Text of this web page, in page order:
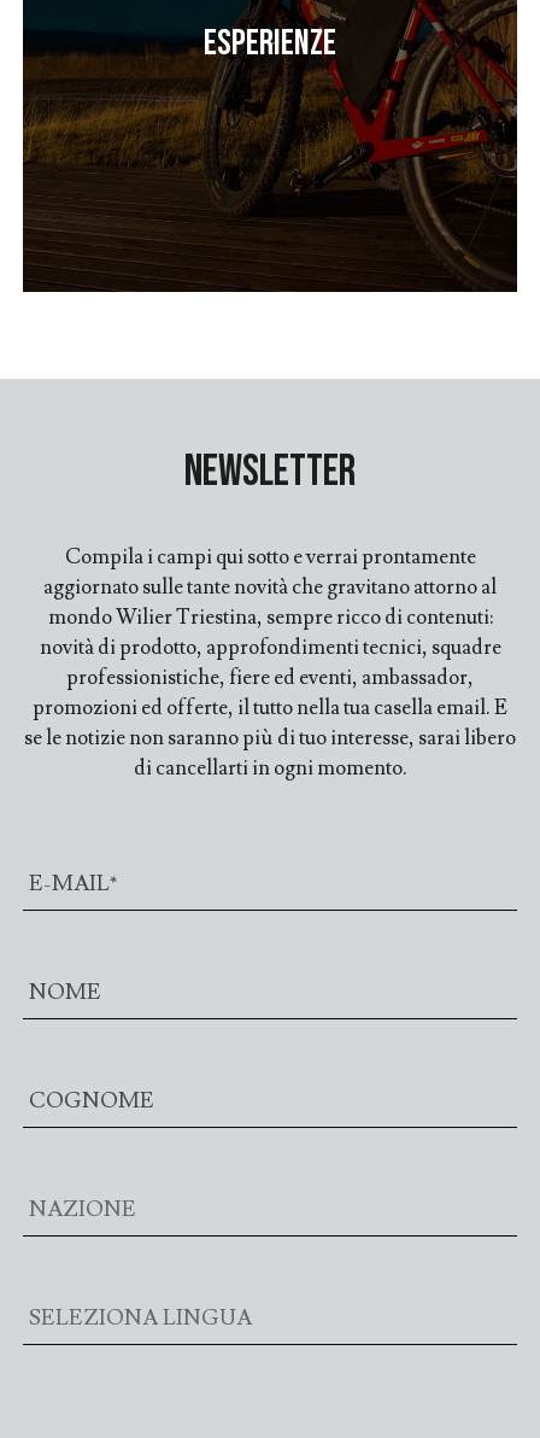
Esperienze
Newsletter
Compila i campi qui sotto e verrai prontamente
aggiornato sulle tante novità che gravitano attorno al
mondo Wilier Triestina, sempre ricco di contenuti:
novità di prodotto, approfondimenti tecnici, squadre
professionistiche, fiere ed eventi, ambassador,
promozioni ed offerte, il tutto nella tua casella email. E
se le notizie non saranno più di tuo interesse, sarai libero
di cancellarti in ogni momento.